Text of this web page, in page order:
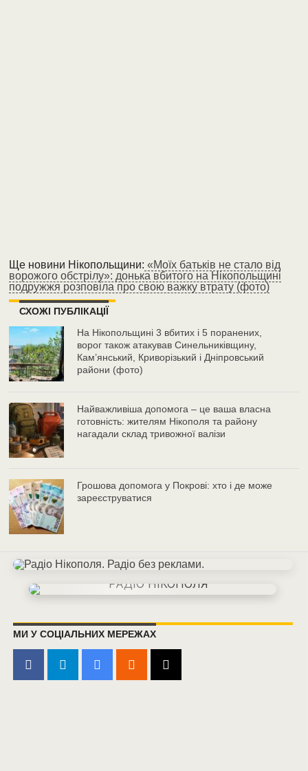
Ще новини Нікопольщини: «Моїх батьків не стало від
ворожого обстрілу»: донька вбитого на Нікопольщині
подружжя розповіла про свою важку втрату (фото)
СХОЖІ ПУБЛІКАЦІЇ
На Нікопольщині 3 вбитих і 5 поранених,
ворог також атакував Синельниківщину,
Кам’янський, Криворізький і Дніпровський
райони (фото)
Найважливіша допомога – це ваша власна
готовність: жителям Нікополя та району
нагадали склад тривожної валізи
Грошова допомога у Покрові: хто і де може
зареєструватися
МИ У СОЦІАЛЬНИХ МЕРЕЖАХ